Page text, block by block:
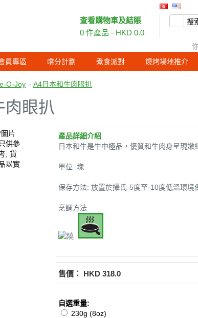
査看購物車及結賬
0 件產品 - HKD 0.0
員專區 嚐分計劃 煮食派對 燒烤場地推介
O-Joy » A4日本和牛肉眼扒
肉眼扒
片
只供參
, 貨
以實
產品詳細介紹
日本和牛是牛中極品，優質和牛肉身呈現嫩
單位: 塊
保存方法: 放置於攝氏-5度至-10度低溫環境
烹調方法:
售價︰ HKD 318.0
自選重量:
230g (8oz)